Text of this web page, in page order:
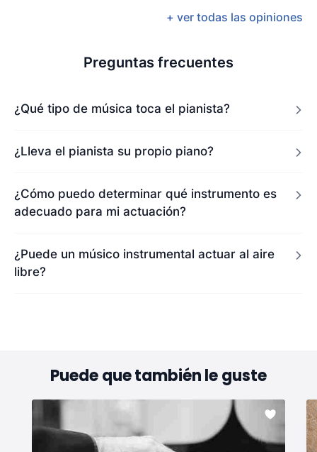
+ ver todas las opiniones
Preguntas frecuentes
¿Qué tipo de música toca el pianista?
¿Lleva el pianista su propio piano?
¿Cómo puedo determinar qué instrumento es
adecuado para mi actuación?
¿Puede un músico instrumental actuar al aire
libre?
Puede que también le guste